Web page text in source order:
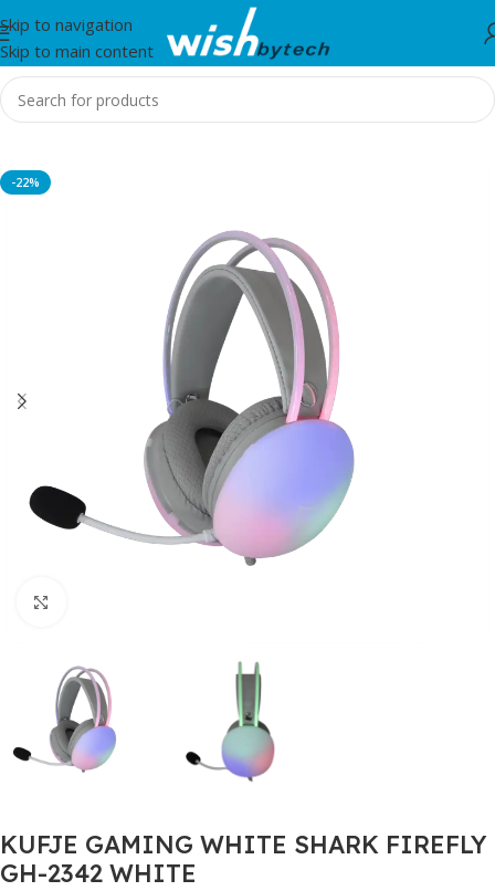
Skip to navigation
Skip to main content
Home/White Shark
-22%
KUFJE GAMING WHITE SHARK FIREFLY
GH-2342 WHITE